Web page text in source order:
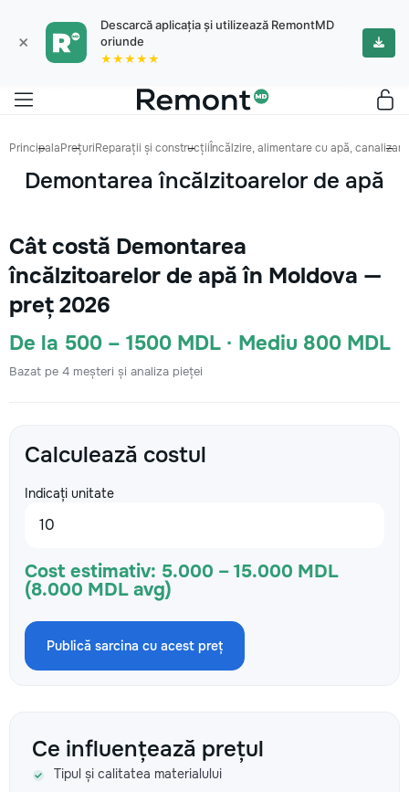
×
Descarcă aplicația și utilizează RemontMD
oriunde
★★★★★
PrincipalaPrețuriReparații și construcțiiÎncălzire, alimentare cu apă, canalizare
Demontarea încălzitoarelor de apă
Cât costă Demontarea
încălzitoarelor de apă în Moldova —
preț 2026
De la 500 – 1500 MDL · Mediu 800 MDL
Bazat pe 4 meșteri și analiza pieței
Calculează costul
Indicați unitate
Cost estimativ: 5.000 – 15.000 MDL
(8.000 MDL avg)
Publică sarcina cu acest preț
Ce influențează prețul
Tipul și calitatea materialului